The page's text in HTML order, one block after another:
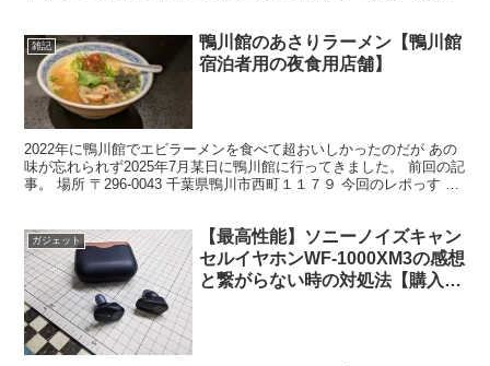
雑記
鴨川館のあさりラーメン【鴨川館
宿泊者用の夜食用店舗】
2022年に鴨川館でエビラーメンを食べて超おいしかったのだが あの
味が忘れられず2025年7月某日に鴨川館に行ってきました。 前回の記
事。 場所 〒296-0043 千葉県鴨川市西町１１７９ 今回のレポっす さ
ガジェット
【最高性能】ソニーノイズキャン
セルイヤホンWF-1000XM3の感想
と繋がらない時の対処法【購入一